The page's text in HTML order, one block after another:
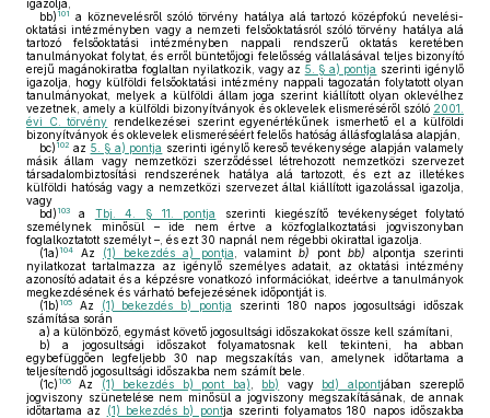
igazolja,
bb) 101
a köznevelésről szóló törvény hatálya alá tartozó középfokú nevelési-
oktatási intézményben vagy a nemzeti felsőoktatásról szóló törvény hatálya alá
tartozó felsőoktatási intézményben nappali rendszerű oktatás keretében
tanulmányokat folytat, és erről büntetőjogi felelősség vállalásával teljes bizonyító
erejű magánokiratba foglaltan nyilatkozik, vagy az 5. § a) pontja szerinti igénylő
igazolja, hogy külföldi felsőoktatási intézmény nappali tagozatán folytatott olyan
tanulmányokat, melyek a külföldi állam joga szerint kiállított olyan oklevélhez
vezetnek, amely a külföldi bizonyítványok és oklevelek elismeréséről szóló 2001.
évi C. törvény rendelkezései szerint egyenértékűnek ismerhető el a külföldi
bizonyítványok és oklevelek elismeréséért felelős hatóság állásfoglalása alapján,
bc) 102 az 5. § a) pontja szerinti igénylő kereső tevékenysége alapján valamely
másik állam vagy nemzetközi szerződéssel létrehozott nemzetközi szervezet
társadalombiztosítási rendszerének hatálya alá tartozott, és ezt az illetékes
külföldi hatóság vagy a nemzetközi szervezet által kiállított igazolással igazolja,
vagy
bd) 103 a Tbj. 4. § 11. pontja
szerinti kiegészítő tevékenységet folytató
személynek minősül – ide nem értve a közfoglalkoztatási jogviszonyban
foglalkoztatott személyt –, és ezt 30 napnál nem régebbi okirattal igazolja.
(1a) 104 Az (1) bekezdés a) pontja , valamintb) pontbb)
alpontja szerinti
nyilatkozat tartalmazza az igénylő személyes adatait, az oktatási intézmény
azonosító adatait és a képzésre vonatkozó információkat, ideértve a tanulmányok
megkezdésének és várható befejezésének időpontját is.
(1b) 105 Az (1) bekezdés b) pontja szerinti 180 napos jogosultsági időszak
számítása során
a) a különböző, egymást követő jogosultsági időszakokat össze kell számítani,
b) a jogosultsági időszakot folyamatosnak kell tekinteni, ha abban
egybefüggően legfeljebb 30 nap megszakítás van, amelynek időtartama a
teljesítendő jogosultsági időszakba nem számít bele.
(1c) 106 Az (1) bekezdés b) pont ba) bb) vagy bd) alpontjában szereplő
jogviszony szünetelése nem minősül a jogviszony megszakításának, de annak
időtartama az
(1) bekezdés b) pontja szerinti folyamatos 180 napos időszakba